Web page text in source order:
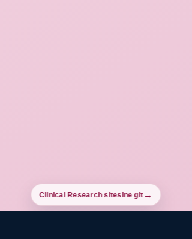
Clinical Research sitesine git